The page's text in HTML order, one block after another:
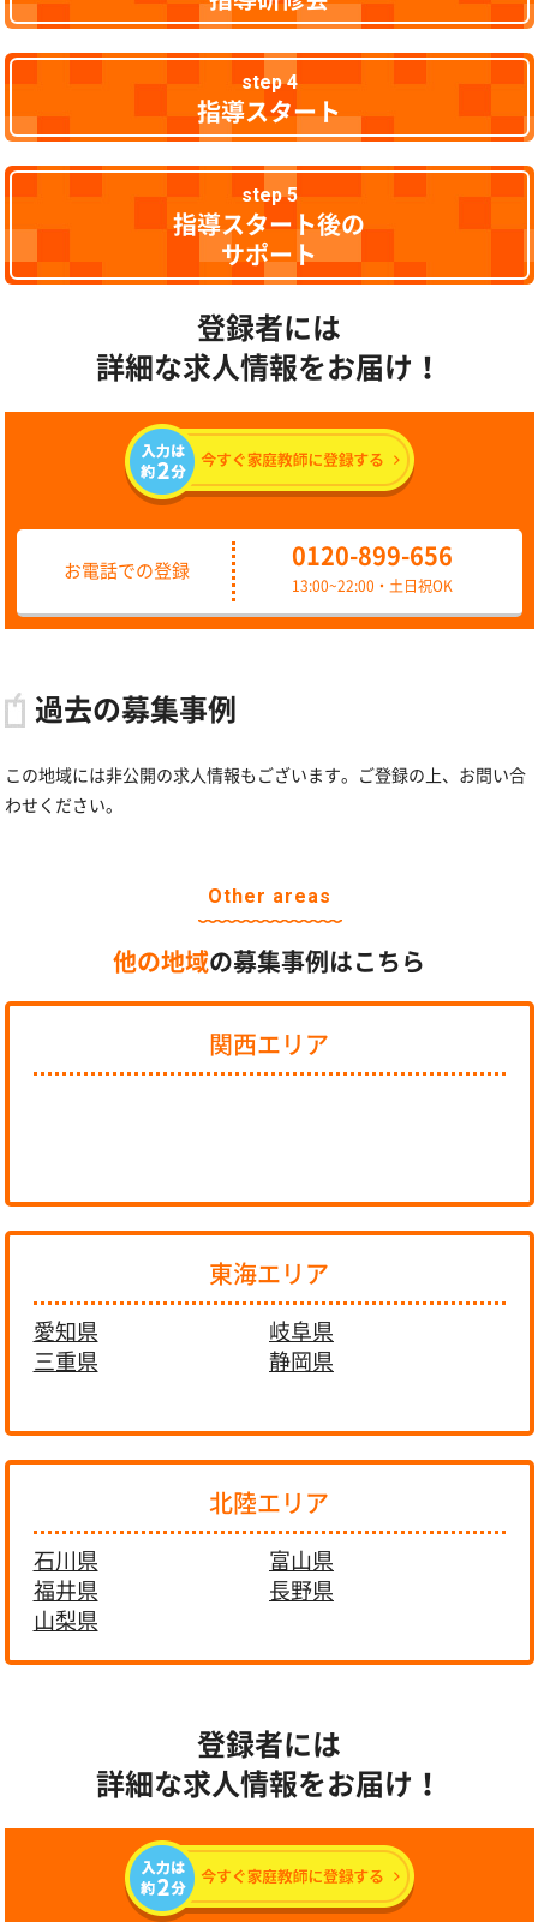
step 4
指導スタート
step 5
指導スタート後の
サポート
登録者には
詳細な求人情報をお届け！
お電話での登録
0120-899-656
13:00~22:00・土日祝OK
過去の募集事例
この地域には非公開の求人情報もございます。ご登録の上、お問い合
わせください。
Other areas
他の地域の募集事例はこちら
関西エリア
東海エリア
愛知県
岐阜県
三重県
静岡県
北陸エリア
石川県
富山県
福井県
長野県
山梨県
登録者には
詳細な求人情報をお届け！